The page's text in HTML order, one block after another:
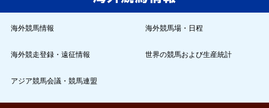
海外競馬情報 海外競馬場・日程
海外競走登録・遠征情報 世界の競馬および生産統計
アジア競馬会議・競馬連盟